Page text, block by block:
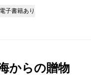
電子書籍あり
からの贈物